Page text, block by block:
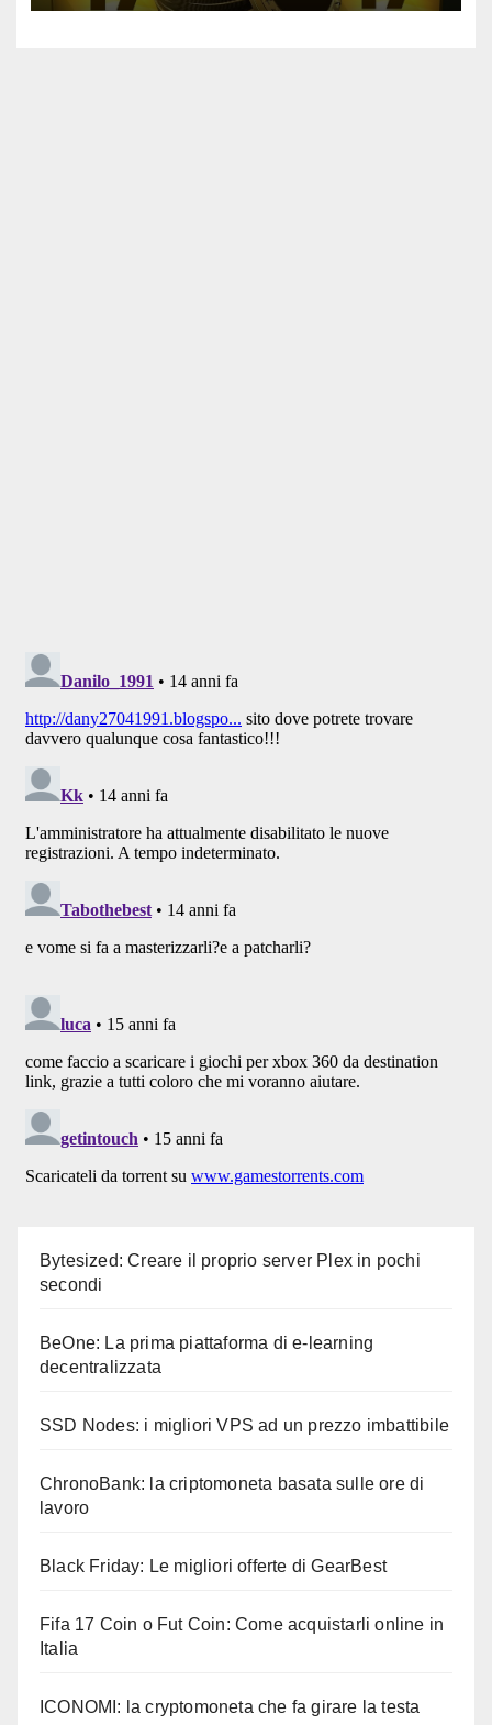
Bytesized: Creare il proprio server Plex in pochi
secondi
BeOne: La prima piattaforma di e-learning
decentralizzata
SSD Nodes: i migliori VPS ad un prezzo imbattibile
ChronoBank: la criptomoneta basata sulle ore di
lavoro
Black Friday: Le migliori offerte di GearBest
Fifa 17 Coin o Fut Coin: Come acquistarli online in
Italia
ICONOMI: la cryptomoneta che fa girare la testa